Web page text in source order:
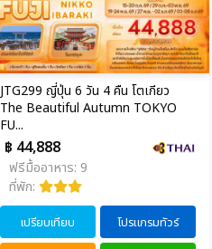
JTG299 ญี่ปุ่น 6 วัน 4 คืน โตเกียว
The Beautiful Autumn TOKYO
FU...
฿ 44,888
ฟรีมื้ออาหาร: 9
ที่พัก:
เปรียบเทียบ โปรแกรมทัวร์